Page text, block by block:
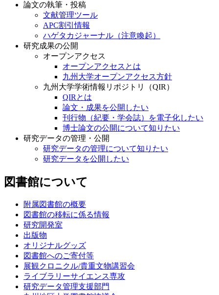
論文の執筆・投稿
文献管理ツール
APC割引情報
ハゲタカジャーナル（注意喚起）
研究成果の公開
オープンアクセス
オープンアクセスとは
九州大学オープンアクセス方針
九州大学学術情報リポジトリ（QIR）
QIRとは
論文・成果を公開したい
刊行物（紀要・学会誌）を電子化したい
博士論文の公開について知りたい
研究データの管理・公開
研究データの管理について知りたい
研究データを公開したい
図書館について
附属図書館の概要
図書館の移転に係る情報
研究開発室
出版物
オリジナルグッズ
図書館へのご寄付等
展観クロニクル/貴重文物講習会
ライブラリーサイエンス専攻
研究データ管理支援部門